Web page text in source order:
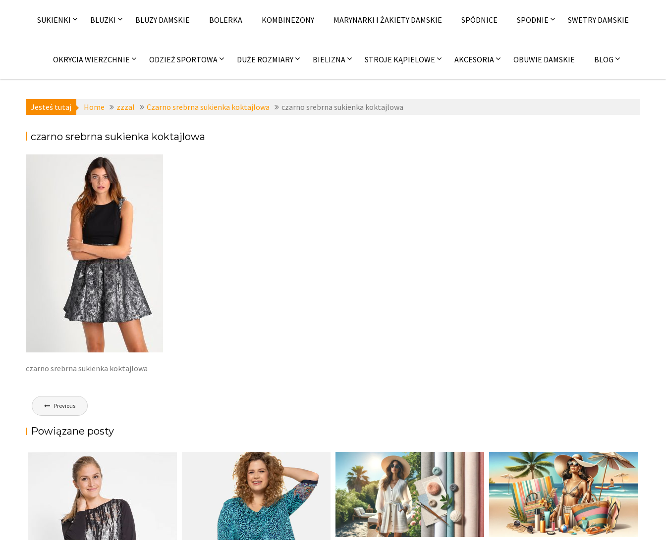
SUKIENKI BLUZKI BLUZY DAMSKIE BOLERKA KOMBINEZONY MARYNARKI I ŻAKIETY DAMSKIE SPÓDNICE SPODNIE SWETRY DAMSKIE
OKRYCIA WIERZCHNIE ODZIEŻ SPORTOWA DUŻE ROZMIARY BIELIZNA STROJE KĄPIELOWE AKCESORIA OBUWIE DAMSKIE BLOG
Jesteś tutaj Home zzzal Czarno srebrna sukienka koktajlowa czarno srebrna sukienka koktajlowa
czarno srebrna sukienka koktajlowa
czarno srebrna sukienka koktajlowa
Nawigacja
wpisu
Previous
Powiązane posty